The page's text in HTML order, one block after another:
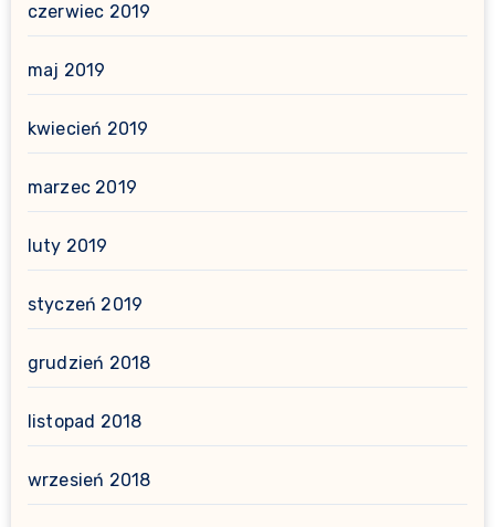
czerwiec 2019
maj 2019
kwiecień 2019
marzec 2019
luty 2019
styczeń 2019
grudzień 2018
listopad 2018
wrzesień 2018